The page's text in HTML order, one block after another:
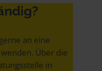
an eine
Über die
in